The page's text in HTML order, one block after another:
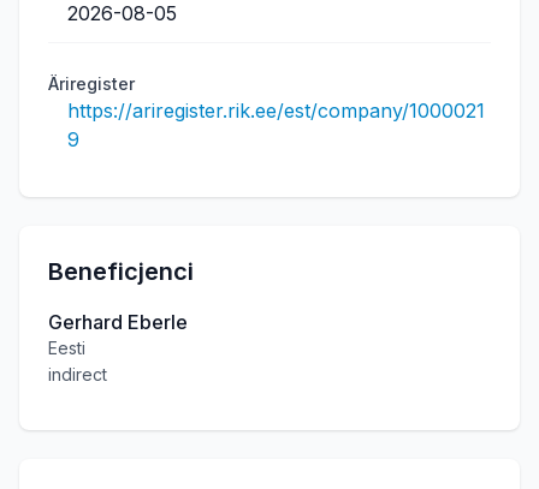
2026-08-05
Äriregister
https://ariregister.rik.ee/est/company/1000021
9
Beneficjenci
Gerhard Eberle
Eesti
indirect